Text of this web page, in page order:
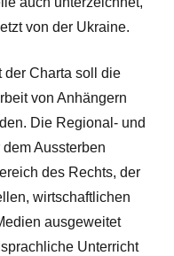
von der Ukraine.
der Charta soll die
von Anhängern
Die Regional- und
Aussterben
des Rechts, der
wirtschaftlichen
ausgeweitet
Unterricht